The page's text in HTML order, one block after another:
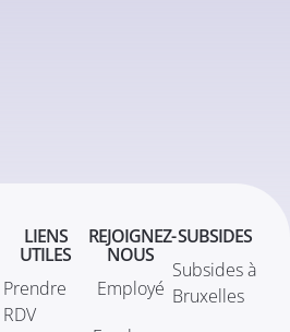
LIENS
UTILES
Prendre
RDV
REJOIGNEZ-
NOUS
Employé
SUBSIDES
Subsides à
Bruxelles